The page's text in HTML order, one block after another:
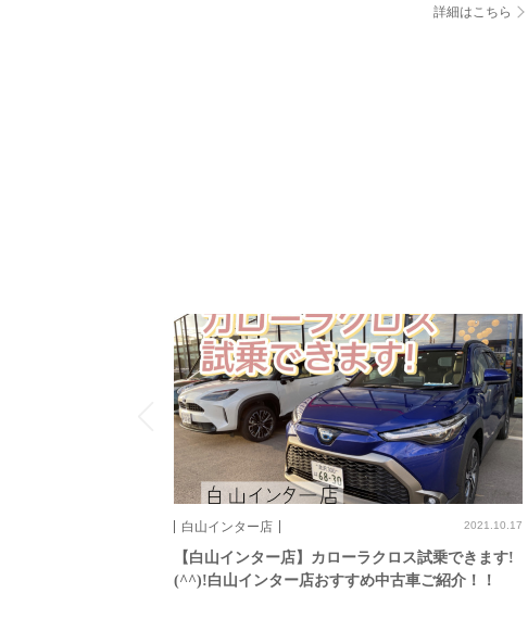
詳細はこちら
白山インター店 2021.10.17
【白山インター店】カローラクロス試乗できます!
(^^)!白山インター店おすすめ中古車ご紹介！！